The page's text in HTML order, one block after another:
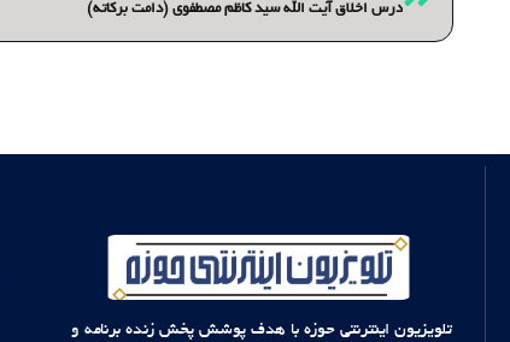
درس اخلاق آیت الله سید کاظم مصطفوی (دامت برکاته)
تلویزیون اینترنتی حوزه با هدف پوشش پخش زنده برنامه و